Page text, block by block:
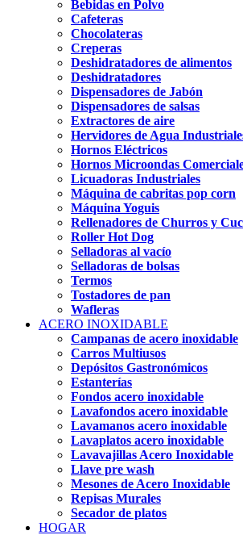
Bebidas en Polvo
Cafeteras
Chocolateras
Creperas
Deshidratadores de alimentos
Deshidratadores
Dispensadores de Jabón
Dispensadores de salsas
Extractores de aire
Hervidores de Agua
Hornos Eléctricos
Hornos Microondas
Licuadoras Industriales
Máquina de cabritas pop corn
Máquina Yoguis
Rellenadores de Churros y
Roller Hot Dog
Selladoras al vacío
Selladoras de bolsas
Termos
Tostadores de pan
Wafleras
ACERO INOXIDABLE
Campanas de acero inoxidable
Carros Multiusos
Depósitos Gastronómicos
Estanterías
Fondos acero inoxidable
Lavafondos acero inoxidable
Lavamanos acero inoxidable
Lavaplatos acero inoxidable
Lavavajillas Acero Inoxidable
Llave pre wash
Mesones de Acero Inoxidable
Repisas Murales
Secador de platos
HOGAR